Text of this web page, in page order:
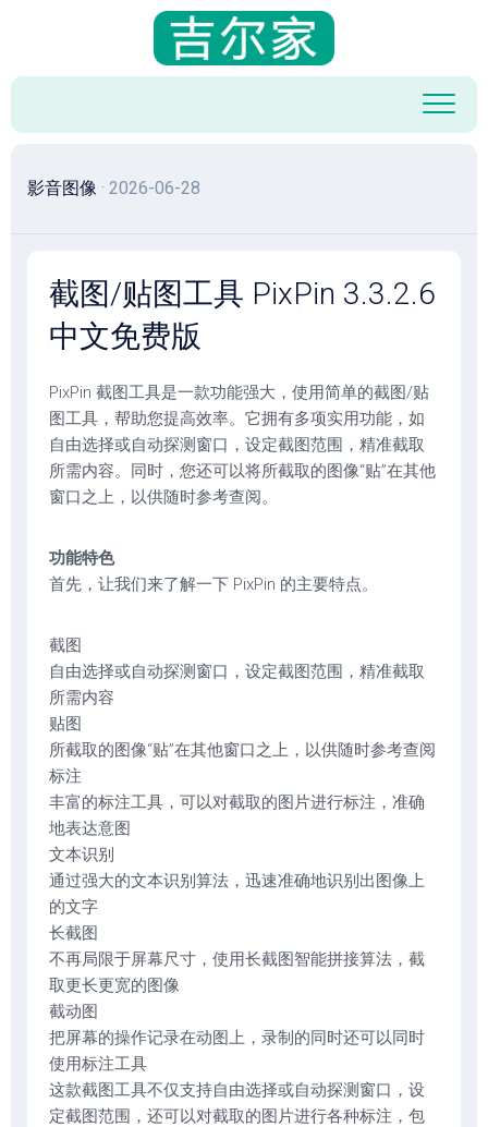
容
影音图像 · 2026-06-28
截图/贴图工具 PixPin 3.3.2.6
中文免费版
PixPin 截图工具是一款功能强大，使用简单的截图/贴
图工具，帮助您提高效率。它拥有多项实用功能，如
自由选择或自动探测窗口，设定截图范围，精准截取
所需内容。同时，您还可以将所截取的图像“贴”在其他
窗口之上，以供随时参考查阅。
功能特色
首先，让我们来了解一下 PixPin 的主要特点。
截图
自由选择或自动探测窗口，设定截图范围，精准截取
所需内容
贴图
所截取的图像“贴”在其他窗口之上，以供随时参考查阅
标注
丰富的标注工具，可以对截取的图片进行标注，准确
地表达意图
文本识别
通过强大的文本识别算法，迅速准确地识别出图像上
的文字
长截图
不再局限于屏幕尺寸，使用长截图智能拼接算法，截
取更长更宽的图像
截动图
把屏幕的操作记录在动图上，录制的同时还可以同时
使用标注工具
这款截图工具不仅支持自由选择或自动探测窗口，设
定截图范围，还可以对截取的图片进行各种标注，包